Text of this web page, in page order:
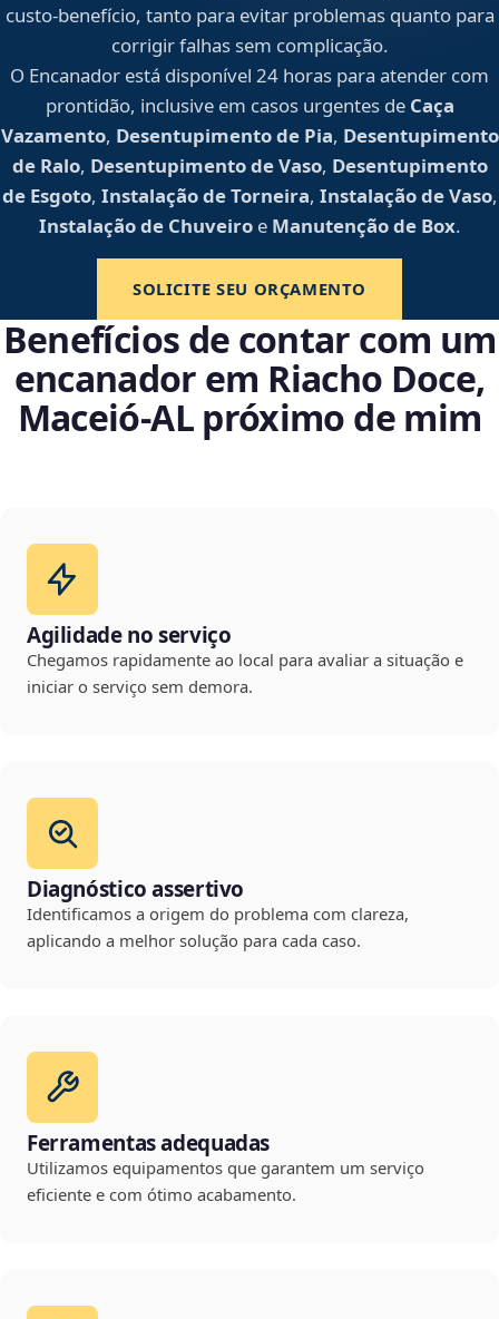
custo-benefício, tanto para evitar problemas quanto para
corrigir falhas sem complicação.
O Encanador está disponível 24 horas para atender com
prontidão, inclusive em casos urgentes de Caça
Vazamento, Desentupimento de Pia, Desentupimento
de Ralo, Desentupimento de Vaso, Desentupimento
de Esgoto, Instalação de Torneira, Instalação de Vaso,
Instalação de Chuveiroe Manutenção de Box.
SOLICITE SEU ORÇAMENTO
Benefícios de contar com um
encanador em Riacho Doce,
Maceió‑AL próximo de mim
Agilidade no serviço
Chegamos rapidamente ao local para avaliar a situação e
iniciar o serviço sem demora.
Diagnóstico assertivo
Identificamos a origem do problema com clareza,
aplicando a melhor solução para cada caso.
Ferramentas adequadas
Utilizamos equipamentos que garantem um serviço
eficiente e com ótimo acabamento.